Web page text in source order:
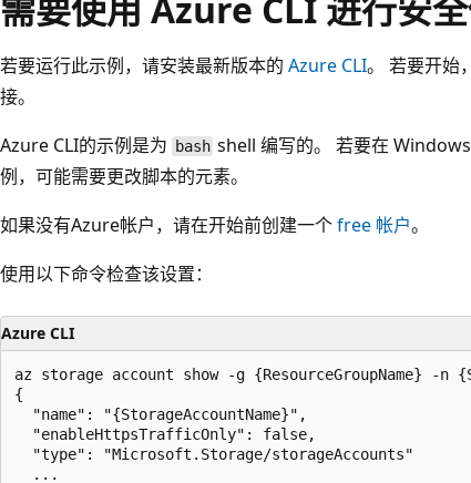
若要运行此示例，请安装最新版本的 Azure CLI。 若要开始
接。
Azure CLI的示例是为
bash shell 编写的。 若要在
例，可能需要更改脚本的元素。
如果没有Azure帐户，请在开始前创建一个free 帐户。
使用以下命令检查该设置：
Azure CLI
az storage account show -g {ResourceGroupName} -n
{
  "name": "{StorageAccountName}",
  "enableHttpsTrafficOnly": false,
  "type": "Microsoft.Storage/storageAccounts"
  ...